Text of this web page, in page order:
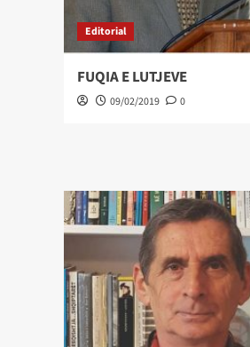
Editorial
FUQIA E LUTJEVE
09/02/2019 0